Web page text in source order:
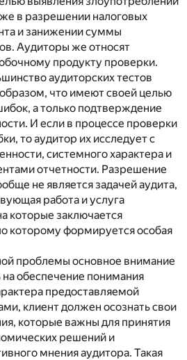
в разрешении налоговых
и занижении суммы
Аудиторы же относят
продукту проверки.
аудиторских тестов
что имеют своей целью
а только подтверждение
И если в процессе проверки
то аудитор их исследует с
системного характера и
отчетности. Разрешение
не является задачей аудита,
работа и услуга
которые заключается
которому формируется особая
проблемы основное внимание
обеспечение понимания
предоставляемой
клиент должен осознать свои
которые важны для принятия
решений и
мнения аудитора. Такая